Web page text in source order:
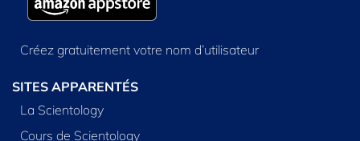
Créez gratuitement votre nom d’utilisateur
SITES APPARENTÉS
La Scientology
Cours de Scientology